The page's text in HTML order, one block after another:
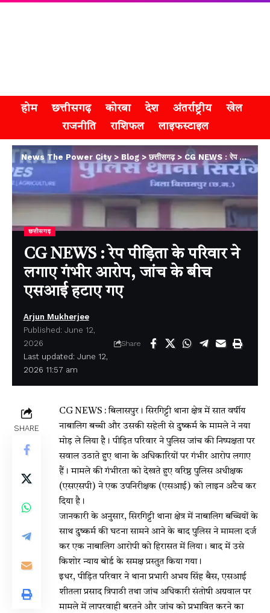
होम छत्तीसगढ़ कोरबा देश अंतर्राष्ट्रीय
खेल
राजनीति
राशिफल लाइफस्टाइल
News The Power City> Blog > छत्तीसगढ़> CG NEWS : रेप पीड़िता के परिवार ने लगाए गंभीर आरोप, जांच के बीच एसआई हटाए गए
छत्तीसगढ़
CG NEWS : रेप पीड़िता के परिवार ने
लगाए गंभीर आरोप, जांच के बीच
एसआई हटाए गए
Last updated: June 12,
2026 11:57 am
Arjun Mukherjee
Published: June 12,
2026
Share
SHARE
CG NEWS : बिलासपुर। सिरगिट्टी थाना क्षेत्र में सात वर्षीय
नाबालिग बच्ची और उसकी सहेली से दुष्कर्म के मामले ने नया
मोड़ ले लिया है। पीड़ित परिवार ने पुलिस जांच की निष्पक्षता पर
सवाल उठाते हुए थाना के अधिकारियों पर गंभीर आरोप लगाए
हैं। मामले की गंभीरता को देखते हुए वरिष्ठ पुलिस अधीक्षक
(एसएसपी) ने एक उपनिरीक्षक (एसआई) को लाइन अटैच कर
दिया है।
जानकारी के अनुसार, सिरगिट्टी थाना क्षेत्र में नाबालिग बच्चियों के
साथ दुष्कर्म की घटना सामने आने के बाद पुलिस ने मामला दर्ज
कर एक नाबालिग आरोपी को हिरासत में लिया। बाद में उसे
किशोर न्याय बोर्ड के समक्ष प्रस्तुत किया गया।
इधर, पीड़ित परिवार ने थाना प्रभारी अभय सिंह बैस, एसआई
शीतला प्रसाद त्रिपाठी तथा जांच अधिकारी संतोषी अग्रवाल पर
मामले में लापरवाही बरतने और जांच को प्रभावित करने का